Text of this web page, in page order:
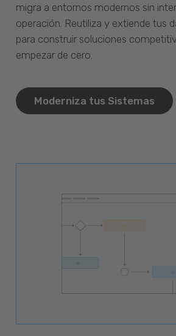
migra a entornos modernos sin
operación. Reutiliza y extiende tus
para construir soluciones
empezar de cero.
Moderniza tus Sistemas